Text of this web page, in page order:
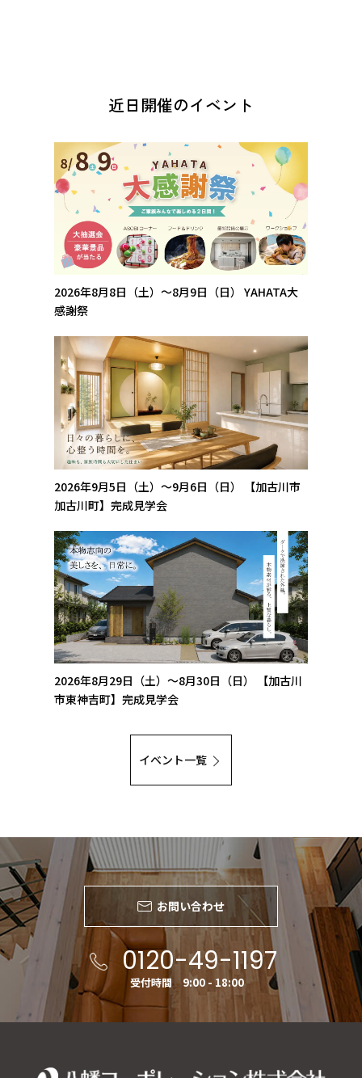
近日開催のイベント
2026年8月8日（土）～8月9日（日） YAHATA大
感謝祭
2026年9月5日（土）～9月6日（日）
【加古川市
加古川町】完成見学会
2026年8月29日（土）～8月30日（日）
【加古川
市東神吉町】完成見学会
イベント一覧
お問い合わせ
0120-49-1197
受付時間 9:00 - 18:00